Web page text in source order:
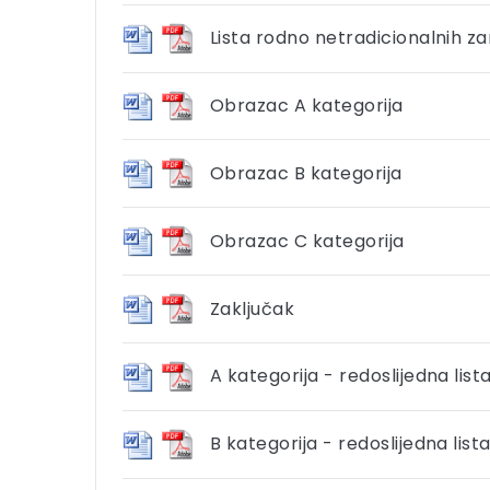
Lista rodno netradicionalnih
Obrazac A kategorija
Obrazac B kategorija
Obrazac C kategorija
Zaključak
A kategorija - redoslijedna lista
B kategorija - redoslijedna lista